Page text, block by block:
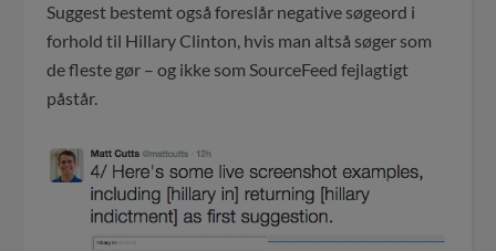
Suggest bestemt også foreslår negative søgeord i
forhold til Hillary Clinton, hvis man altså søger som
de fleste gør – og ikke som SourceFeed fejlagtigt
påstår.